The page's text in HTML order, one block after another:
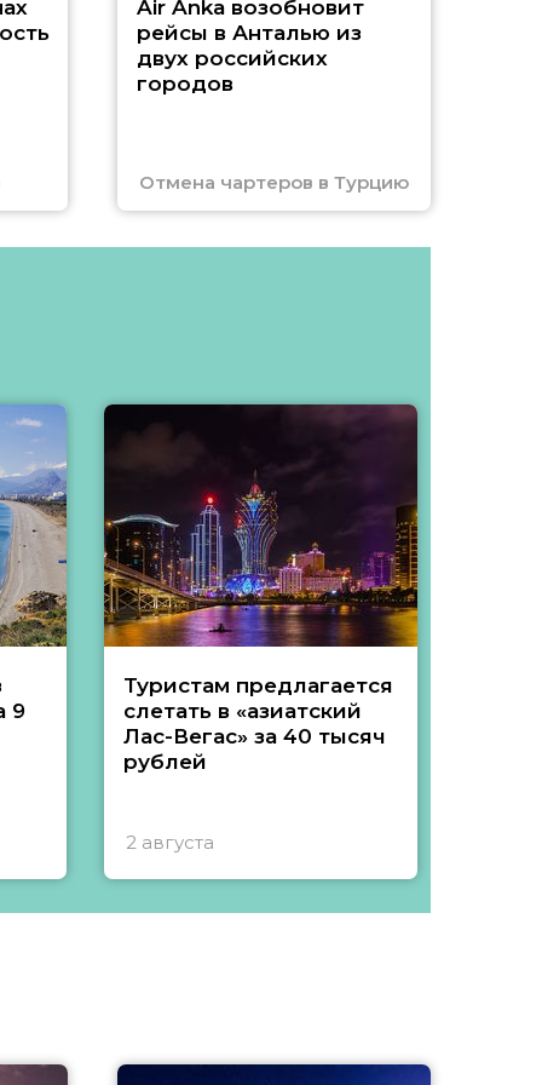
Air Anka возобновит
рейсы в Анталью из
двух российских
городов
Отмена чартеров в Турцию
9
Туристам предлагается
слетать в «азиатский
Лас-Вегас» за 40 тысяч
рублей
2 августа